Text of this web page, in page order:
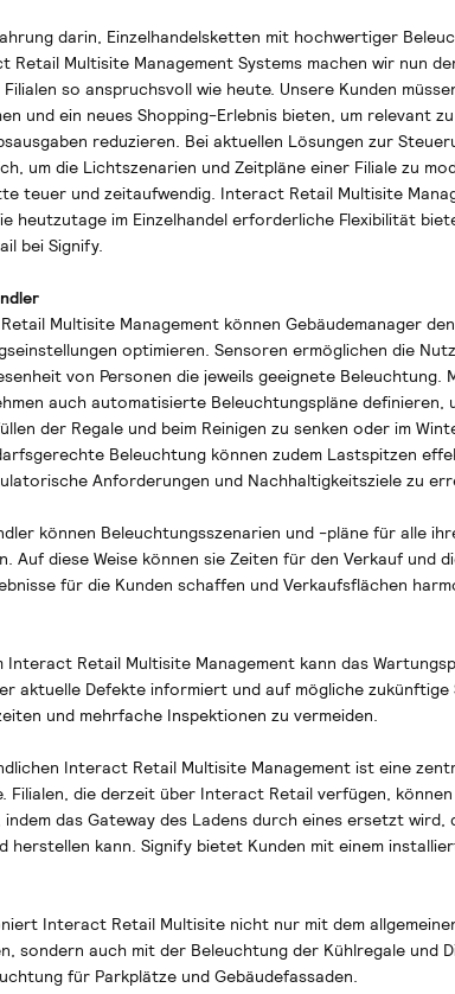
darin, Einzelhandelsketten mit hochwertiger
Multisite Management Systems machen wir nun
so anspruchsvoll wie heute. Unsere Kunden
und ein neues Shopping-Erlebnis bieten, um relevant
reduzieren. Bei aktuellen Lösungen zur
um die Lichtszenarien und Zeitpläne einer Filiale zu
teuer und zeitaufwendig. Interact Retail Multisite
heutzutage im Einzelhandel erforderliche Flexibilität
bei Signify.
Multisite Management können Gebäudemanager
optimieren. Sensoren ermöglichen die
von Personen die jeweils geeignete Beleuchtung.
auch automatisierte Beleuchtungspläne definieren,
der Regale und beim Reinigen zu senken oder im
Beleuchtung können zudem Lastspitzen
Anforderungen und Nachhaltigkeitsziele zu
können Beleuchtungsszenarien und -pläne für alle
Auf diese Weise können sie Zeiten für den Verkauf und
für die Kunden schaffen und Verkaufsflächen
Interact Retail Multisite Management kann das
aktuelle Defekte informiert und auf mögliche zukünftige
und mehrfache Inspektionen zu vermeiden.
Interact Retail Multisite Management ist eine
Filialen, die derzeit über Interact Retail verfügen,
das Gateway des Ladens durch eines ersetzt wird,
herstellen kann. Signify bietet Kunden mit einem
Interact Retail Multisite nicht nur mit dem
sondern auch mit der Beleuchtung der Kühlregale und
für Parkplätze und Gebäudefassaden.